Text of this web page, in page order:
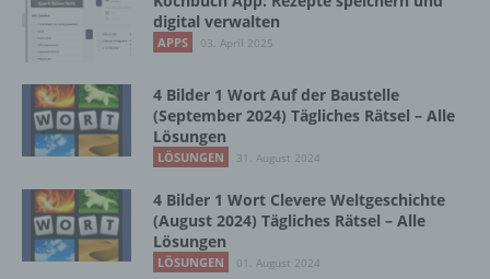
digital verwalten
APPS 03. April 2025
4 Bilder 1 Wort Auf der Baustelle
(September 2024) Tägliches Rätsel – Alle
Lösungen
LÖSUNGEN 31. August 2024
4 Bilder 1 Wort Clevere Weltgeschichte
(August 2024) Tägliches Rätsel – Alle
Lösungen
LÖSUNGEN 01. August 2024
Auftragsverarbeiter ist eine natürliche oder
juristische Person, Behörde, Einrichtung
oder andere Stelle, die personenbezogene
verarbeitet.
Empfänger ist eine natürliche oder juristische
Person, Behörde, Einrichtung oder andere
Stelle, der personenbezogene Daten